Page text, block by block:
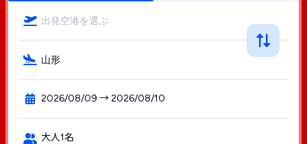
出発空港を選ぶ
山形
2026/08/09 → 2026/08/10
大人1名